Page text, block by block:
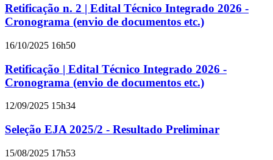
Retificação n. 2 | Edital Técnico Integrado 2026 -
Cronograma (envio de documentos etc.)
16/10/2025 16h50
Retificação | Edital Técnico Integrado 2026 -
Cronograma (envio de documentos etc.)
12/09/2025 15h34
Seleção EJA 2025/2 - Resultado Preliminar
15/08/2025 17h53